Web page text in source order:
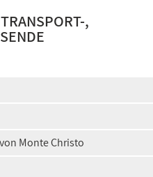
,
Monte Christo